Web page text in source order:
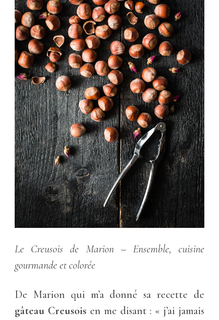
Le Creusois de Marion – Ensemble, cuisine
gourmande et colorée
De Marion qui m’a donné sa recette de
gâteau Creusois en me disant : « j’ai jamais